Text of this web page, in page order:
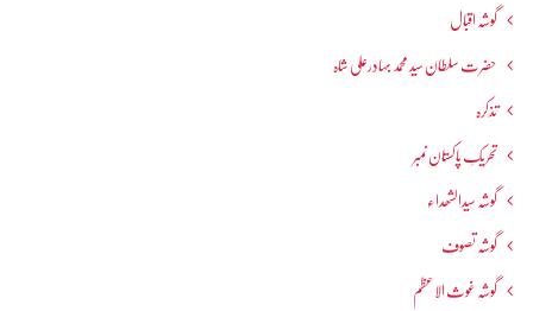
گوشہ اقبال
حضرت سلطان سید محمد بہادرعلی شاہ
تذکرہ
تحریکِ پاکستان نمبر
گوشہ سیدالشھداء
گوشہ تصوف
گوشہ غوث الاعظم